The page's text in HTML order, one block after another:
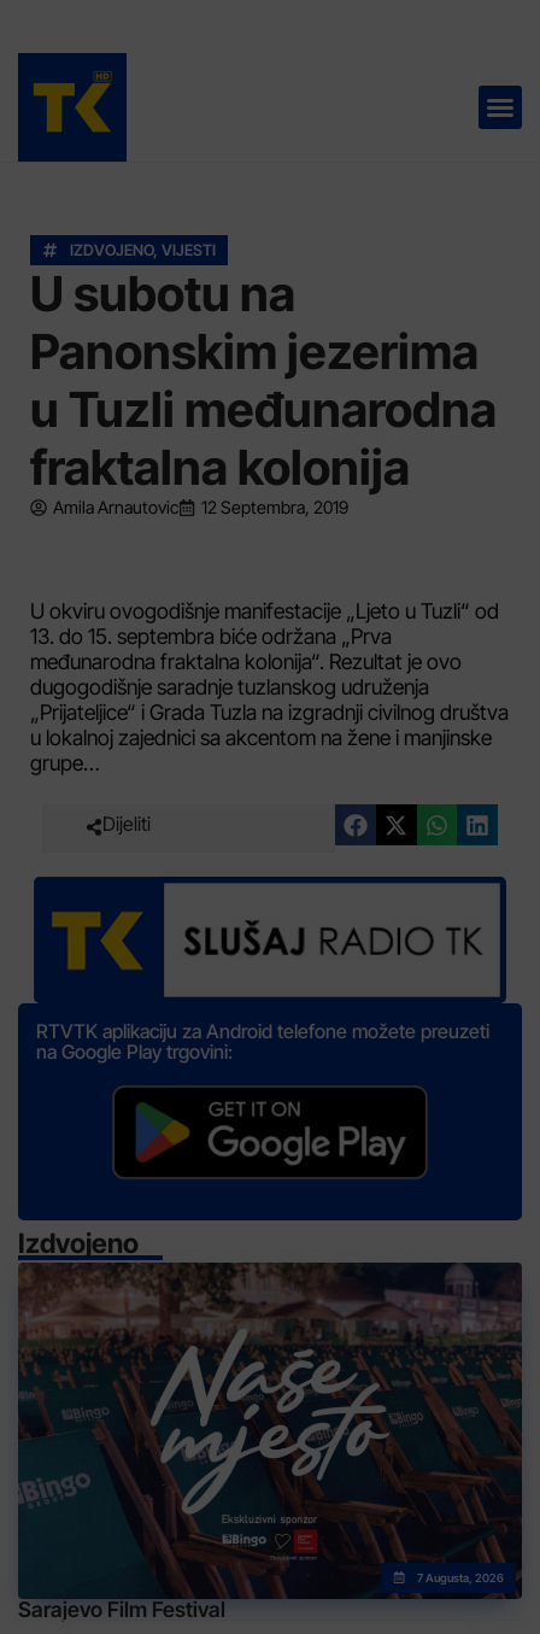
IZDVOJENO, VIJESTI
U subotu na
Panonskim jezerima
u Tuzli međunarodna
fraktalna kolonija
Amila Arnautovic 12 Septembra, 2019
U okviru ovogodišnje manifestacije „Ljeto u Tuzli“ od
13. do 15. septembra biće održana „Prva
međunarodna fraktalna kolonija“. Rezultat je ovo
dugogodišnje saradnje tuzlanskog udruženja
„Prijateljice“ i Grada Tuzla na izgradnji civilnog društva
u lokalnoj zajednici sa akcentom na žene i manjinske
grupe…
Dijeliti
RTVTK aplikaciju za Android telefone možete preuzeti
na Google Play trgovini:
Izdvojeno
7 Augusta, 2026
Sarajevo Film Festival